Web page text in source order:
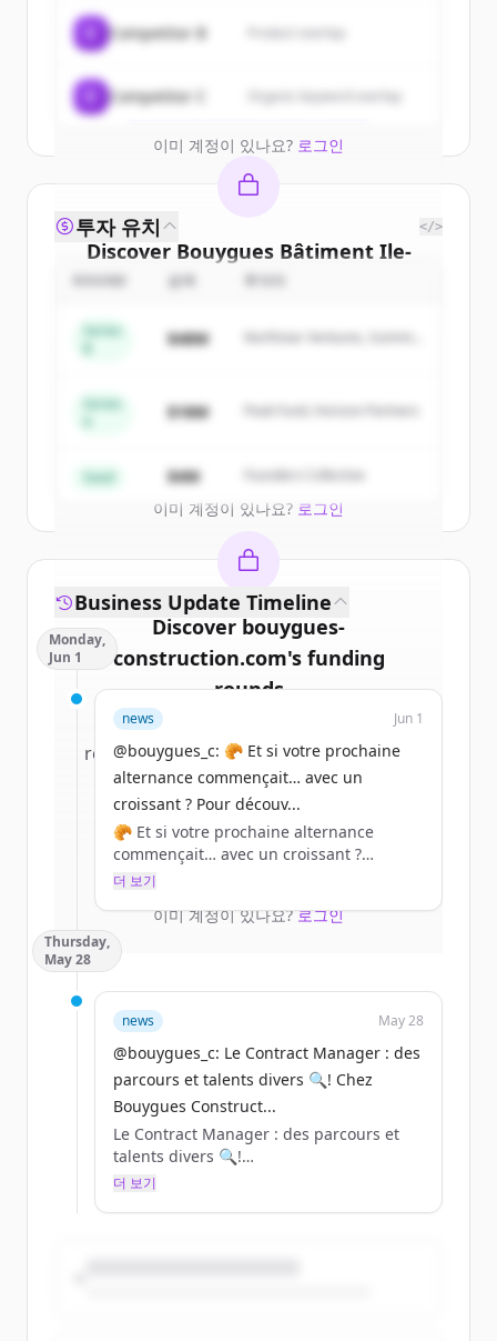
New accounts include trial credits to
get started.
Create Free Account
이미 계정이 있나요? 로그인
Competitor B
Competitor C Organic keyword overlap
Discover Bouygues Bâtiment Ile-
de-France
'scompetitors
Sign up for free to view all
Bouygues Bâtiment Ile-de-France.
get started.
이미 계정이 있나요? 로그인
투자 유치 </>
금액
Series
$48M
Northstar Ventures, Summit
Series
$18M Peak Fund, Horizon Partners
Seed $4M Founders Collective
Discover bouygues-
construction.com's funding
rounds
Sign up for free to view all
funding
roundsofbouygues-construction.com
New accounts include trial credits to
get started.
Create Free Account
이미 계정이 있나요?로그인
Business Update Timeline
Monday,
Jun 1
news Jun 1
@bouygues_c: 🥐 Et si votre prochaine
alternance commençait… avec un
croissant ? Pour découv...
🥐 Et si votre prochaine alternance
commençait… avec un croissant ?
alternants, Gaëlle, alternante RH chez
tendu le micro aux collaborateurs sur les
chantiers d’une réhabilitation et d’une
construction d’une nouvelle résidence à
Tours. 🏗️
Une belle expérience professionnelle, de
la stabilité, et du savoir-faire : autant de
raisons qui donnent envie de rejoindre
Bouygues Construction.
PS : si vous aimez les pains au chocolat
(ou les chocolatines 😉), ça marche aussi
더 보기
Thursday,
May 28
news May 28
@bouygues_c: Le Contract Manager : des
parcours et talents divers 🔍! Chez
Bouygues Construct...
Le Contract Manager : des parcours et
talents divers 🔍!
더 보기